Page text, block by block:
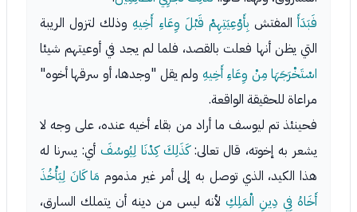
فَبَدَأَ المفتش بِأَوْعِيَتِهِمْ قَبْلَ وِعَاءِ أَخِيهِوذلك لتزول الريبة
التي يظن أنها فعلت بالقصد، فلما لم يجد في أوعيتهم شيئا
اسْتَخْرَجَهَا مِنْ وِعَاءِ أَخِيهِ ولم يقل "وجدها، أو سرقها أخوه"
مراعاة للحقيقة الواقعة.
فحينئذ تم ليوسف ما أراد من بقاء أخيه عنده، على وجه لا
يشعر به إخوته، قال تعالى:كَذَلِكَ كِدْنَا لِيُوسُفَأي: يسرنا له
هذا الكيد، الذي توصل به إلى أمر غير مذموم مَا كَانَ لِيَأْخُذَ
أَخَاهُ فِي دِينِ الْمَلِكِ لأنه ليس من دينه أن يتملك السارق،